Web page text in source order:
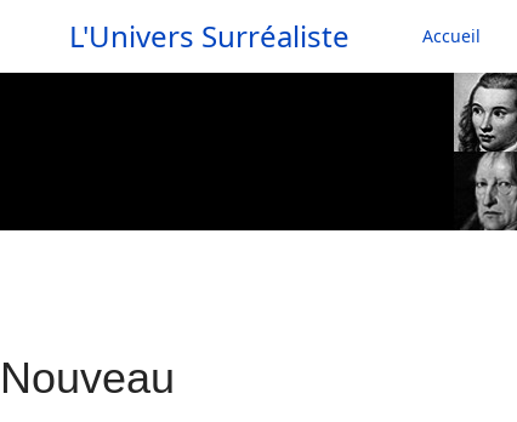
L'Univers Surréaliste Accueil
Nouveau